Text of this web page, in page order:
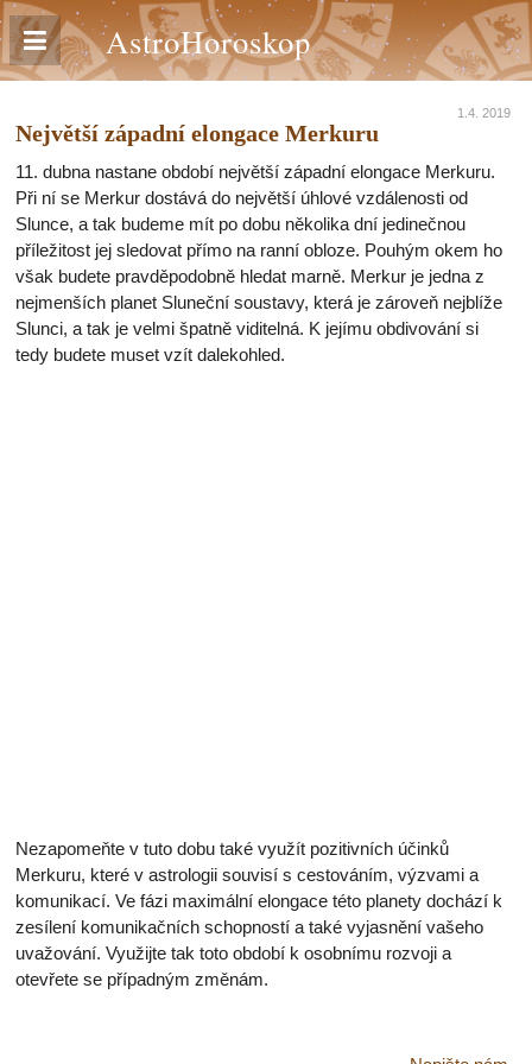
AstroHoroskop
1.4. 2019
Největší západní elongace Merkuru
11. dubna nastane období největší západní elongace Merkuru.
Při ní se Merkur dostává do největší úhlové vzdálenosti od
Slunce, a tak budeme mít po dobu několika dní jedinečnou
příležitost jej sledovat přímo na ranní obloze. Pouhým okem ho
však budete pravděpodobně hledat marně. Merkur je jedna z
nejmenších planet Sluneční soustavy, která je zároveň nejblíže
Slunci, a tak je velmi špatně viditelná. K jejímu obdivování si
tedy budete muset vzít dalekohled.
Nezapomeňte v tuto dobu také využít pozitivních účinků
Merkuru, které v astrologii souvisí s cestováním, výzvami a
komunikací. Ve fázi maximální elongace této planety dochází k
zesílení komunikačních schopností a také vyjasnění vašeho
uvažování. Využijte tak toto období k osobnímu rozvoji a
otevřete se případným změnám.